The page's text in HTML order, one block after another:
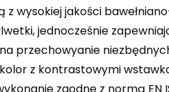
z wysokiej jakości
jednocześnie
przechowyanie
z kontrastowymi
zgodne z normą EN